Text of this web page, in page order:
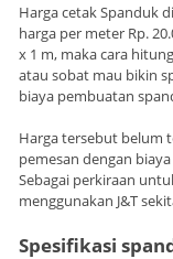
Harga cetak Spanduk
harga per meter Rp.
x 1 m, maka cara
atau sobat mau bikin
biaya pembuatan
Harga tersebut belum
pemesan dengan
Sebagai perkiraan
menggunakan J&T
Spesifikasi